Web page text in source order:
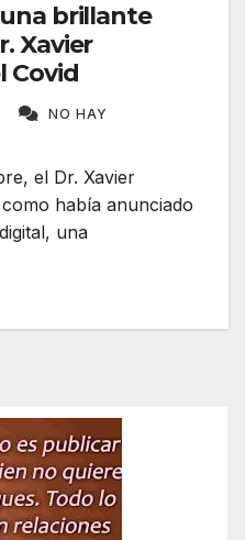
una brillante
Xavier
Covid
NO HAY
el Dr. Xavier
había anunciado
una